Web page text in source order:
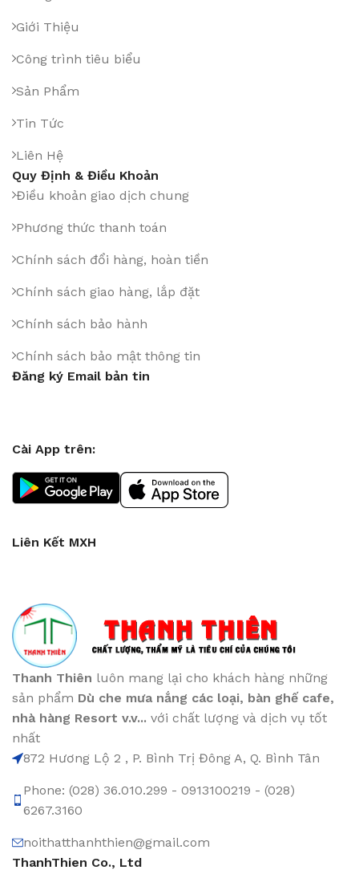
Giới Thiệu
Công trình tiêu biểu
Sản Phẩm
Tin Tức
Liên Hệ
Quy Định & Điều Khoản
Điều khoản giao dịch chung
Phương thức thanh toán
Chính sách đổi hàng, hoàn tiền
Chính sách giao hàng, lắp đặt
Chính sách bảo hành
Chính sách bảo mật thông tin
Đăng ký Email bản tin
Cài App trên:
Liên Kết MXH
Thanh Thiên luôn mang lại cho khách hàng những
sản phẩm Dù che mưa nắng các loại, bàn ghế cafe,
nhà hàng Resort v.v... với chất lượng và dịch vụ tốt
nhất
872 Hương Lộ 2 , P. Bình Trị Đông A, Q. Bình Tân
Phone: (028) 36.010.299 - 0913100219 - (028)
6267.3160
noithatthanhthien@gmail.com
ThanhThien Co., Ltd